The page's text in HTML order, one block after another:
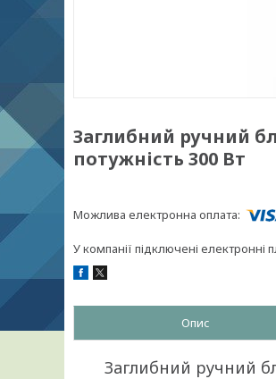
Заглибний ручний
потужність 300 Вт
У компанії підключені
Опис
Заглибний ручний